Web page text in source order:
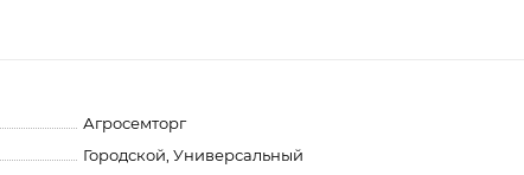
Агросемторг
Городской, Универсальный